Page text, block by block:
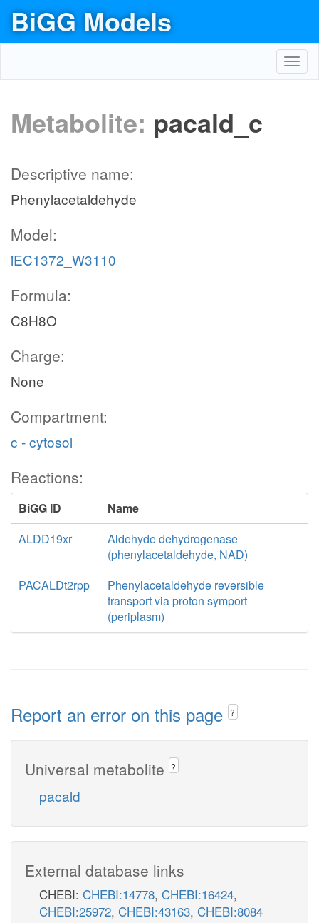
BiGG Models
Metabolite: pacald_c
Descriptive name:
Phenylacetaldehyde
Model:
iEC1372_W3110
Formula:
C8H8O
Charge:
None
Compartment:
c - cytosol
Reactions:
BiGG ID
Name
ALDD19xr
Aldehyde dehydrogenase
(phenylacetaldehyde, NAD)
PACALDt2rpp
Phenylacetaldehyde reversible
transport via proton symport
(periplasm)
Report an error on this page ?
Universal metabolite ?
pacald
External database links
CHEBI: CHEBI:14778, CHEBI:16424,
CHEBI:25972, CHEBI:43163, CHEBI:8084